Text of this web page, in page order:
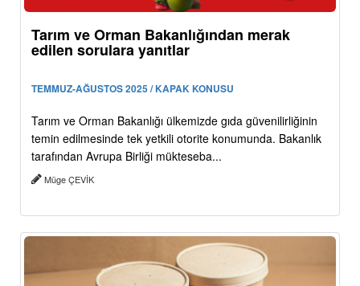
Tarım ve Orman Bakanlığından merak
edilen sorulara yanıtlar
TEMMUZ-AĞUSTOS 2025 / KAPAK KONUSU
Tarım ve Orman Bakanlığı ülkemizde gıda güvenilirliğinin
temin edilmesinde tek yetkili otorite konumunda. Bakanlık
tarafından Avrupa Birliği mükteseba...
Müge ÇEVİK